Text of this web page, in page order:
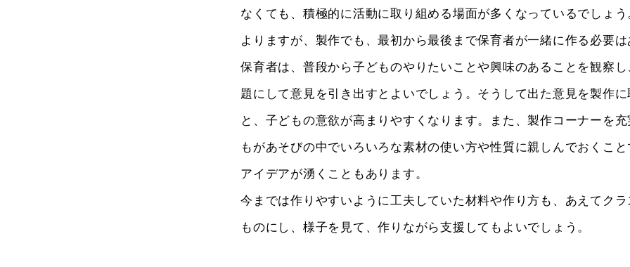
なくても、積極的に活動に取り組める場面が多くなっているでしょう
よりますが、製作でも、最初から最後まで保育者が一緒に作る必要は
保育者は、普段から子どものやりたいことや興味のあることを観察
題にして意見を引き出すとよいでしょう。そうして出た意見を製作に
と、子どもの意欲が高まりやすくなります。また、製作コーナーを
もがあそびの中でいろいろな素材の使い方や性質に親しんでおくこ
アイデアが湧くこともあります。
今までは作りやすいように工夫していた材料や作り方も、あえてクラ
ものにし、様子を見て、作りながら支援してもよいでしょう。